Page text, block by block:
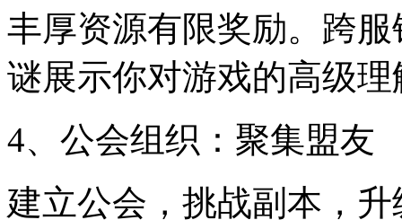
丰厚资源有限奖励。跨
谜展示你对游戏的高级理
4、公会组织：聚集盟友
建立公会，挑战副本，